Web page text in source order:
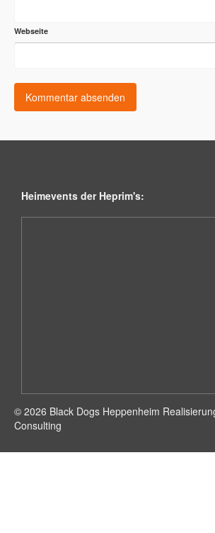
Webseite
Heimevents der Heprim's:
© 2026 Black Dogs Heppenheim
Consulting